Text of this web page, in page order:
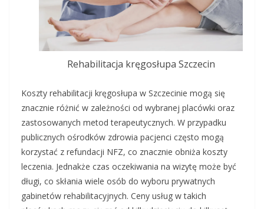
Rehabilitacja kręgosłupa Szczecin
Koszty rehabilitacji kręgosłupa w Szczecinie mogą się
znacznie różnić w zależności od wybranej placówki oraz
zastosowanych metod terapeutycznych. W przypadku
publicznych ośrodków zdrowia pacjenci często mogą
korzystać z refundacji NFZ, co znacznie obniża koszty
leczenia. Jednakże czas oczekiwania na wizytę może być
długi, co skłania wiele osób do wyboru prywatnych
gabinetów rehabilitacyjnych. Ceny usług w takich